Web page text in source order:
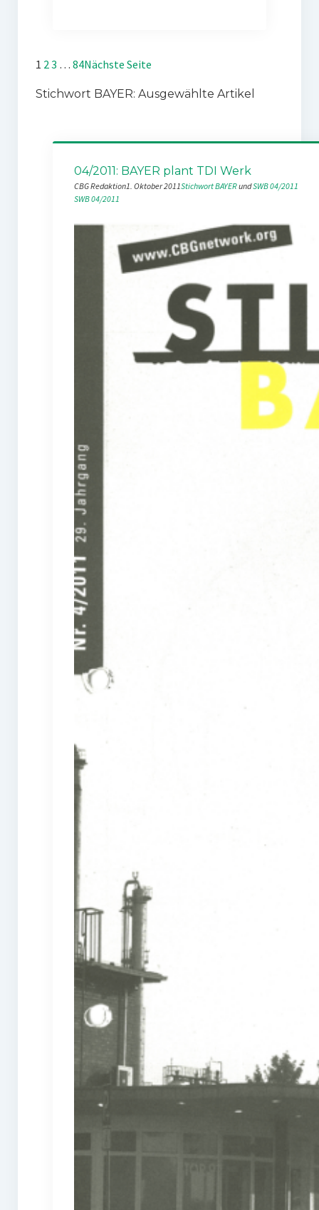
1 23 … 84Nächste Seite
Stichwort BAYER: Ausgewählte Artikel
04/2011: BAYER plant TDI Werk
CBG Redaktion1. Oktober 2011Stichwort BAYER und SWB 04/2011
SWB 04/2011